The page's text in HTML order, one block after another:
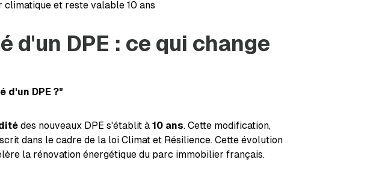
et reste valable 10 ans
d'un DPE : ce qui change
d'un DPE ?"
des nouveaux DPE s'établit à 10 ans. Cette modification,
dans le cadre de la loi Climat et Résilience. Cette évolution
la rénovation énergétique du parc immobilier français.